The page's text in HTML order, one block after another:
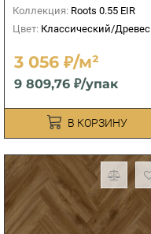
Коллекция: Roots 0.55 EIR
Цвет: Классический/Древесный
3 056 ₽/м²
9 809,76 ₽/упак
В КОРЗИНУ